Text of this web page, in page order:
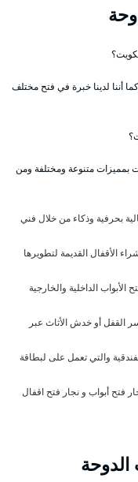
أننا لدينا خبرة في فتح مختلف
بمميزات متنوعة ومختلفة ومن
بحرفية وذكاء من خلال فني
الأقفال القديمة لتطويرها
الداخلية والخارجية
القفل أو خدش الأثاث عبر
والتي تعمل على لبطاقة
فتح أبواب و نجار فتح اقفال
الدوحة